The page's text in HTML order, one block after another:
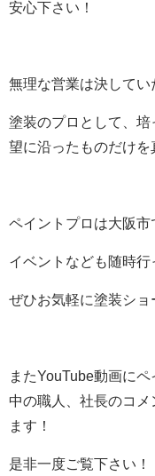
安心下さい！
無理な営業は決してい
塗装のプロとして、
望に沿ったものだけを
ペイントプロは大阪市
イベントなども随時行
ぜひお気軽に塗装ショ
またYouTube動画に
中の職人、社長のコ
ます！
是非一度ご覧下さい！